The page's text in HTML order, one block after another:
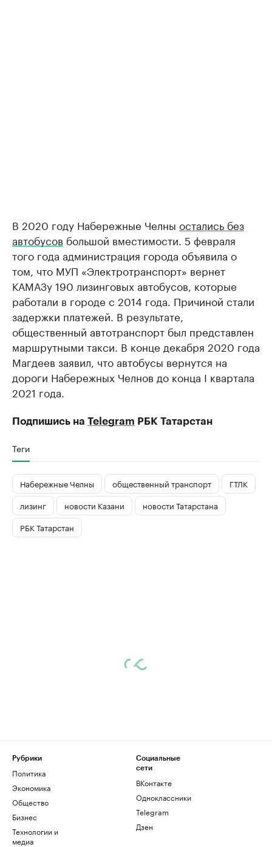
В 2020 году Набережные Челны остались без
автобусов большой вместимости. 5 февраля
того года администрация города объявила о
том, что МУП «Электротранспорт» вернет
КАМАЗу 190 лизинговых автобусов, которые
работали в городе с 2014 года. Причиной стали
задержки платежей. В результате,
общественный автотранспорт был представлен
маршрутными такси. В конце декабря 2020 года
Магдеев заявил, что автобусы вернутся на
дороги Набережных Челнов до конца I квартала
2021 года.
Подпишись на Telegram РБК Татарстан
Теги
Набережные Челны общественный транспорт
ГТЛК
лизинг
новости Казани
новости Татарстана
РБК Татарстан
Рубрики
Политика
Экономика
Общество
Бизнес
Технологии и
медиа
Социальные
сети
ВКонтакте
Одноклассники
Telegram
Дзен